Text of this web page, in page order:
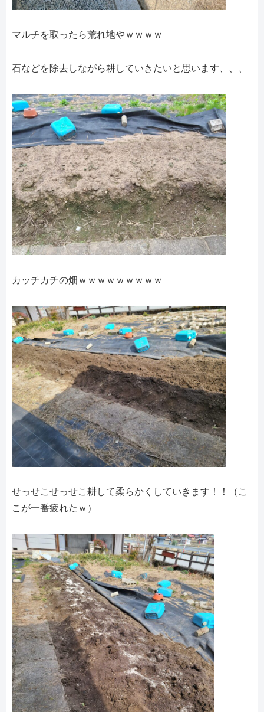
マルチを取ったら荒れ地やｗｗｗｗ
石などを除去しながら耕していきたいと思います、、、
カッチカチの畑ｗｗｗｗｗｗｗｗｗ
せっせこせっせこ耕して柔らかくしていきます！！（こ
こが一番疲れたｗ）